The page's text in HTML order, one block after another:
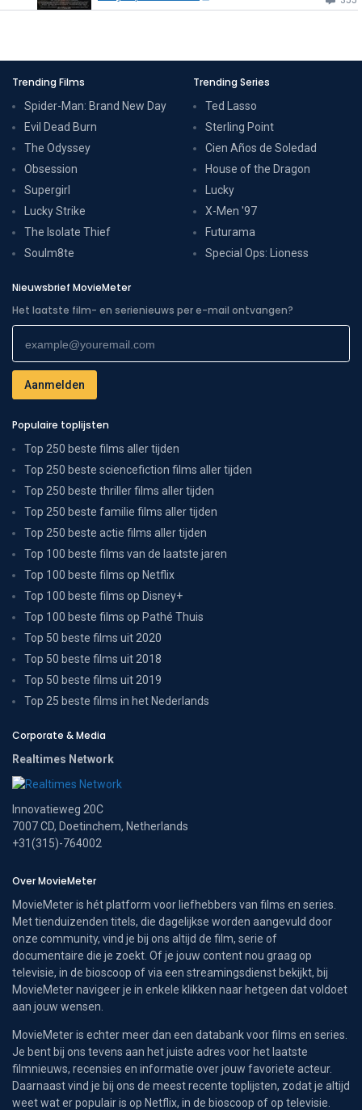
Trending Films
Spider-Man: Brand New Day
Evil Dead Burn
The Odyssey
Obsession
Supergirl
Lucky Strike
The Isolate Thief
Soulm8te
Trending Series
Ted Lasso
Sterling Point
Cien Años de Soledad
House of the Dragon
Lucky
X-Men '97
Futurama
Special Ops: Lioness
Nieuwsbrief MovieMeter
Het laatste film- en serienieuws per e-mail ontvangen?
Populaire toplijsten
Top 250 beste films aller tijden
Top 250 beste sciencefiction films aller tijden
Top 250 beste thriller films aller tijden
Top 250 beste familie films aller tijden
Top 250 beste actie films aller tijden
Top 100 beste films van de laatste jaren
Top 100 beste films op Netflix
Top 100 beste films op Disney+
Top 100 beste films op Pathé Thuis
Top 50 beste films uit 2020
Top 50 beste films uit 2018
Top 50 beste films uit 2019
Top 25 beste films in het Nederlands
Corporate & Media
Realtimes Network
Innovatieweg 20C
7007 CD, Doetinchem, Netherlands
+31(315)-764002
Over MovieMeter
MovieMeter is hét platform voor liefhebbers van films en series.
Met tienduizenden titels, die dagelijkse worden aangevuld door
onze community, vind je bij ons altijd de film, serie of
documentaire die je zoekt. Of je jouw content nou graag op
televisie, in de bioscoop of via een streamingsdienst bekijkt, bij
MovieMeter navigeer je in enkele klikken naar hetgeen dat voldoet
aan jouw wensen.
MovieMeter is echter meer dan een databank voor films en series.
Je bent bij ons tevens aan het juiste adres voor het laatste
filmnieuws, recensies en informatie over jouw favoriete acteur.
Daarnaast vind je bij ons de meest recente toplijsten, zodat je altijd
weet wat er populair is op Netflix, in de bioscoop of op televisie.